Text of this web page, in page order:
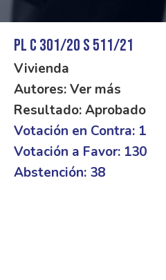
PL C 301/20 S 511/21
Vivienda
Autores: Ver más
Resultado: Aprobado
Votación en Contra: 1
Votación a Favor: 130
Abstención: 38